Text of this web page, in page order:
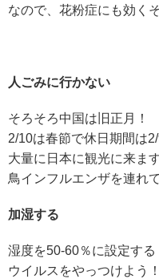
なので、花粉症にも効く
人ごみに行かない
そろそろ中国は旧正月！
2/10は春節で休日期間は2/
大量に日本に観光に来ます
鳥インフルエンザを連れ
加湿する
湿度を50-60％に設定する
ウイルスをやっつけよう！